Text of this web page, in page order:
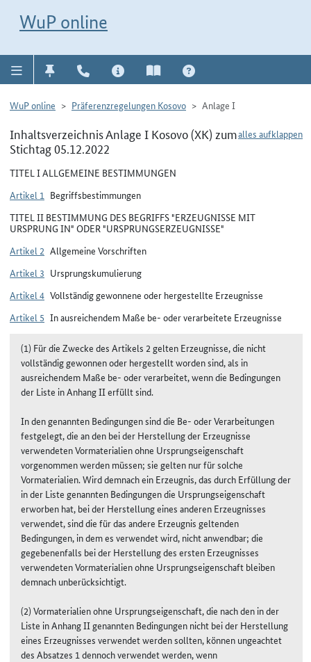
WuP online
WuP online Präferenzregelungen Kosovo Anlage I
alles aufklappen
Inhaltsverzeichnis Anlage I Kosovo (XK) zum
Stichtag 05.12.2022
TITEL I ALLGEMEINE BESTIMMUNGEN
Artikel 1 Begriffsbestimmungen
TITEL II BESTIMMUNG DES BEGRIFFS "ERZEUGNISSE MIT
URSPRUNG IN" ODER "URSPRUNGSERZEUGNISSE"
Artikel 2 Allgemeine Vorschriften
Artikel 3 Ursprungskumulierung
Artikel 4 Vollständig gewonnene oder hergestellte Erzeugnisse
Artikel 5 In ausreichendem Maße be- oder verarbeitete Erzeugnisse
(1) Für die Zwecke des Artikels 2 gelten Erzeugnisse, die nicht
vollständig gewonnen oder hergestellt worden sind, als in
ausreichendem Maße be- oder verarbeitet, wenn die Bedingungen
der Liste in Anhang II erfüllt sind.
In den genannten Bedingungen sind die Be- oder Verarbeitungen
festgelegt, die an den bei der Herstellung der Erzeugnisse
verwendeten Vormaterialien ohne Ursprungseigenschaft
vorgenommen werden müssen; sie gelten nur für solche
Vormaterialien. Wird demnach ein Erzeugnis, das durch Erfüllung der
in der Liste genannten Bedingungen die Ursprungseigenschaft
erworben hat, bei der Herstellung eines anderen Erzeugnisses
verwendet, sind die für das andere Erzeugnis geltenden
Bedingungen, in dem es verwendet wird, nicht anwendbar; die
gegebenenfalls bei der Herstellung des ersten Erzeugnisses
verwendeten Vormaterialien ohne Ursprungseigenschaft bleiben
demnach unberücksichtigt.
(2) Vormaterialien ohne Ursprungseigenschaft, die nach den in der
Liste in Anhang II genannten Bedingungen nicht bei der Herstellung
eines Erzeugnisses verwendet werden sollten, können ungeachtet
des Absatzes 1 dennoch verwendet werden, wenn